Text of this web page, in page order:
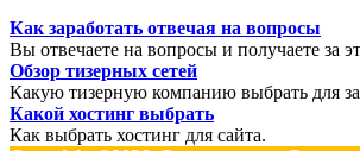
Как заработать отвечая на вопросы
Вы отвечаете на вопросы и получаете за
Обзор тизерных сетей
Какую тизерную компанию выбрать для
Какой хостинг выбрать
Как выбрать хостинг для сайта.